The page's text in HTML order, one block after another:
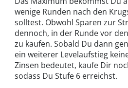
wenige Runden nach den
solltest. Obwohl Sparen zur
dennoch, in der Runde vor
zu kaufen. Sobald Du dann
ein weiterer Levelaufstieg
Zinsen bedeutet, kaufe Dir
sodass Du Stufe 6 erreichst.